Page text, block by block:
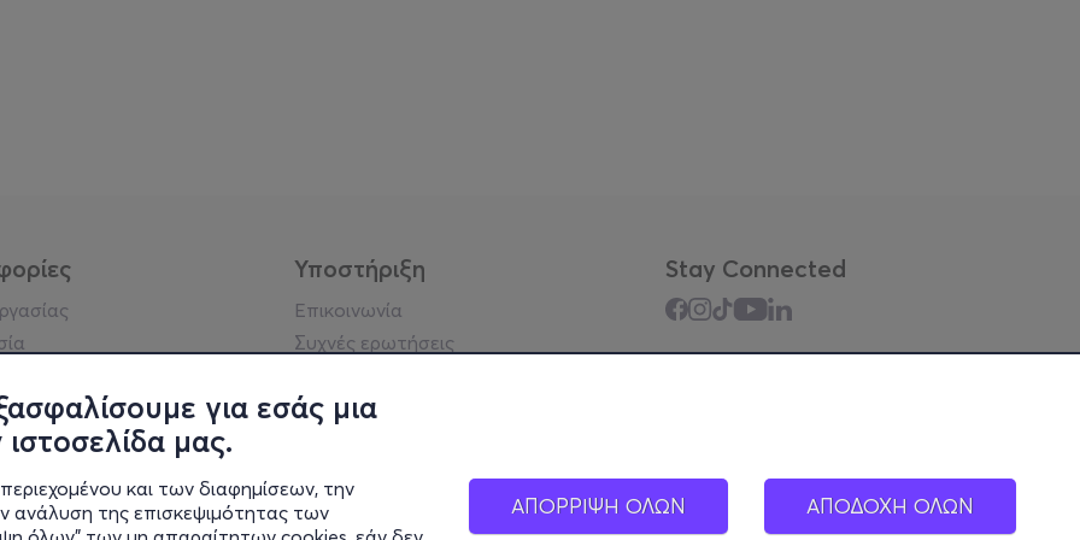
για εσάς μια
μας.
και των διαφημίσεων, την
ανάλυση της επισκεψιμότητας των
ΑΠΟΡΡΙΨΗ ΟΛΩΝ ΑΠΟΔΟΧΗ ΟΛΩΝ
απορρήτου
Υποστήριξη
Επικοινωνία
Συχνές ερωτήσεις
Υπηρεσίες
Σύνδεση reseller
Stay Connected